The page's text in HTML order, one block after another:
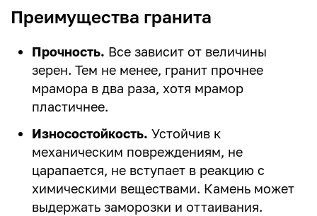
Преимущества гранита
Прочность. Все зависит от величины
зерен. Тем не менее, гранит прочнее
мрамора в два раза, хотя мрамор
пластичнее.
Износостойкость. Устойчив к
механическим повреждениям, не
царапается, не вступает в реакцию с
химическими веществами. Камень может
выдержать заморозки и оттаивания.